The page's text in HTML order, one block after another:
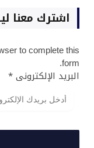
اشترك معنا
to complete this
form.
البريد الإلكترونى*